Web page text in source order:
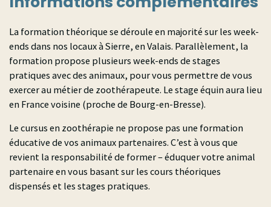
La formation théorique se déroule en majorité sur les week-
ends dans nos locaux à Sierre, en Valais. Parallèlement, la
formation propose plusieurs week-ends de stages
pratiques avec des animaux, pour vous permettre de vous
exercer au métier de zoothérapeute. Le stage équin aura lieu
en France voisine (proche de Bourg-en-Bresse).
Le cursus en zoothérapie ne propose pas une formation
éducative de vos animaux partenaires. C’est à vous que
revient la responsabilité de former – éduquer votre animal
partenaire en vous basant sur les cours théoriques
dispensés et les stages pratiques.